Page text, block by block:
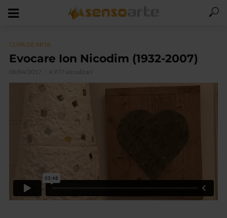
CLIPA DE ARTA
Evocare Ion Nicodim (1932-2007)
06/04/2017 4.977 vizualizari